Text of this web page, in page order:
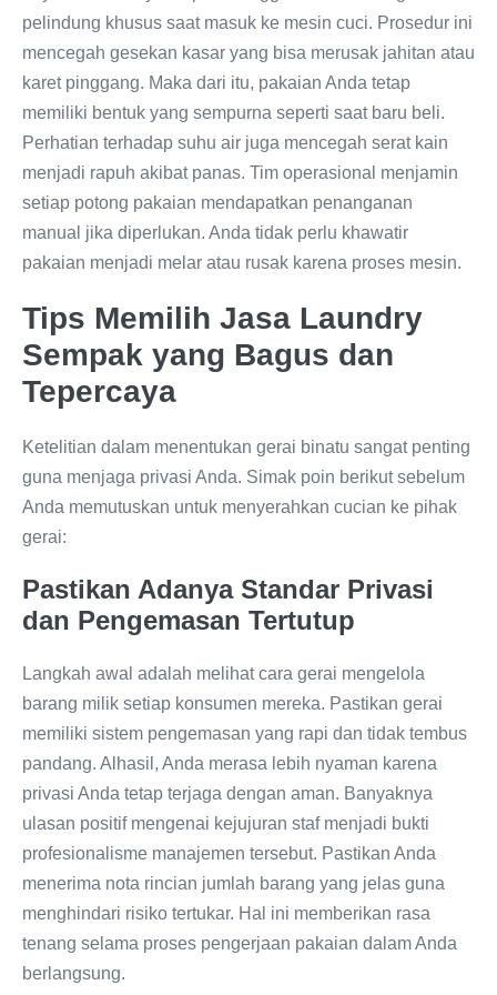
pelindung khusus saat masuk ke mesin cuci. Prosedur ini
mencegah gesekan kasar yang bisa merusak jahitan atau
karet pinggang. Maka dari itu, pakaian Anda tetap
memiliki bentuk yang sempurna seperti saat baru beli.
Perhatian terhadap suhu air juga mencegah serat kain
menjadi rapuh akibat panas. Tim operasional menjamin
setiap potong pakaian mendapatkan penanganan
manual jika diperlukan. Anda tidak perlu khawatir
pakaian menjadi melar atau rusak karena proses mesin.
Tips Memilih Jasa Laundry
Sempak yang Bagus dan
Tepercaya
Ketelitian dalam menentukan gerai binatu sangat penting
guna menjaga privasi Anda. Simak poin berikut sebelum
Anda memutuskan untuk menyerahkan cucian ke pihak
gerai:
Pastikan Adanya Standar Privasi
dan Pengemasan Tertutup
Langkah awal adalah melihat cara gerai mengelola
barang milik setiap konsumen mereka. Pastikan gerai
memiliki sistem pengemasan yang rapi dan tidak tembus
pandang. Alhasil, Anda merasa lebih nyaman karena
privasi Anda tetap terjaga dengan aman. Banyaknya
ulasan positif mengenai kejujuran staf menjadi bukti
profesionalisme manajemen tersebut. Pastikan Anda
menerima nota rincian jumlah barang yang jelas guna
menghindari risiko tertukar. Hal ini memberikan rasa
tenang selama proses pengerjaan pakaian dalam Anda
berlangsung.